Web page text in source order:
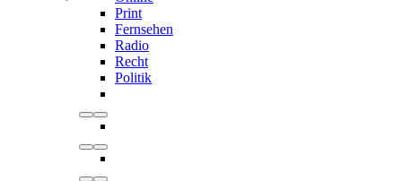
Print
Fernsehen
Radio
Recht
Politik